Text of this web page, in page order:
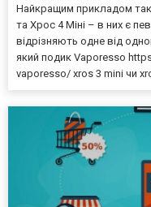
Найкращим прикладом
та Хрос 4 Mіні – в них є
відрізняють одне від
який подик Vaporesso
vaporesso/ xros 3 mini чи